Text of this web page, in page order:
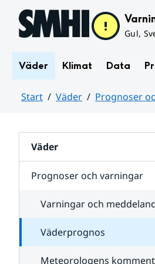
Hoppa till sidans innehåll
Gul,
Väder Klimat Data
Start Väder Prognoser
Väder
Prognoser och varningar
Varningar och
Väderprognos
Meteorologens